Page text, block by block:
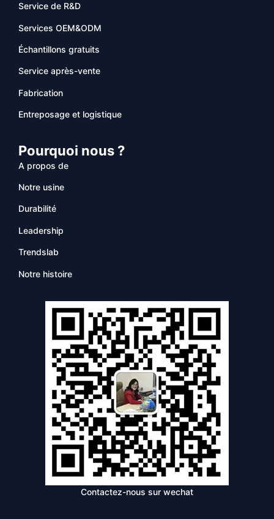
Service de R&D
Services OEM&ODM
Échantillons gratuits
Service après-vente
Fabrication
Entreposage et logistique
Pourquoi nous ?
A propos de
Notre usine
Durabilité
Leadership
Trendslab
Notre histoire
Contactez-nous sur wechat